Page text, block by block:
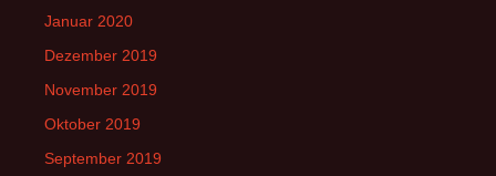
Januar 2020
Dezember 2019
November 2019
Oktober 2019
September 2019